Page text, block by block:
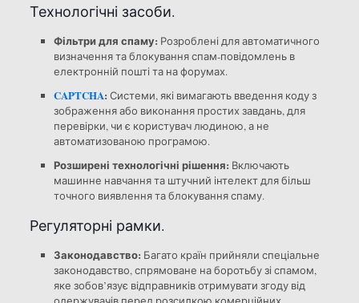
Технологічні засоби.
Фільтри для спаму: Розроблені для автоматичного
визначення та блокування спам-повідомлень в
електронній пошті та на форумах.
CAPTCHA: Системи, які вимагають введення коду з
зображення або виконання простих завдань, для
перевірки, чи є користувач людиною, а не
автоматизованою програмою.
Розширені технологічні рішення: Включають
машинне навчання та штучний інтелект для більш
точного виявлення та блокування спаму.
Регуляторні рамки.
Законодавство: Багато країн прийняли спеціальне
законодавство, спрямоване на боротьбу зі спамом,
яке зобов’язує відправників отримувати згоду від